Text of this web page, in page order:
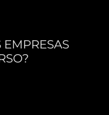
EMPRESAS